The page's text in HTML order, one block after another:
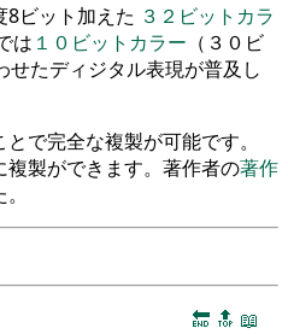
8ビット加えた ３２ビットカラ
は １０ビットカラー （３０ビ
せたディジタル表現が普及し
で完全な複製が可能です。
製ができます。著作者の著作
🔚 🔝 📖